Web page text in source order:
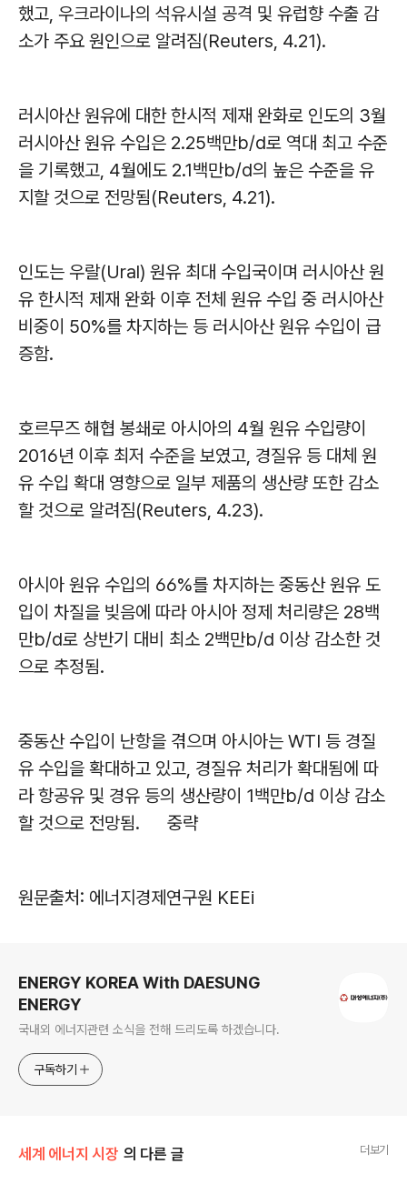
했고, 우크라이나의 석유시설 공격 및 유럽향 수출 감
소가 주요 원인으로 알려짐(Reuters, 4.21).
러시아산 원유에 대한 한시적 제재 완화로 인도의 3월
러시아산 원유 수입은 2.25백만b/d로 역대 최고 수준
을 기록했고, 4월에도 2.1백만b/d의 높은 수준을 유
지할 것으로 전망됨(Reuters, 4.21).
인도는 우랄(Ural) 원유 최대 수입국이며 러시아산 원
유 한시적 제재 완화 이후 전체 원유 수입 중 러시아산
비중이 50%를 차지하는 등 러시아산 원유 수입이 급
증함.
호르무즈 해협 봉쇄로 아시아의 4월 원유 수입량이
2016년 이후 최저 수준을 보였고, 경질유 등 대체 원
유 수입 확대 영향으로 일부 제품의 생산량 또한 감소
할 것으로 알려짐(Reuters, 4.23).
아시아 원유 수입의 66%를 차지하는 중동산 원유 도
입이 차질을 빚음에 따라 아시아 정제 처리량은 28백
만b/d로 상반기 대비 최소 2백만b/d 이상 감소한 것
으로 추정됨.
중동산 수입이 난항을 겪으며 아시아는 WTI 등 경질
유 수입을 확대하고 있고, 경질유 처리가 확대됨에 따
라 항공유 및 경유 등의 생산량이 1백만b/d 이상 감소
할 것으로 전망됨. 중략
원문출처: 에너지경제연구원 KEEi
ENERGY KOREA With DAESUNG
ENERGY
국내외 에너지관련 소식을 전해 드리도록 하겠습니다.
구독하기
세계 에너지 시장 의 다른 글 더보기